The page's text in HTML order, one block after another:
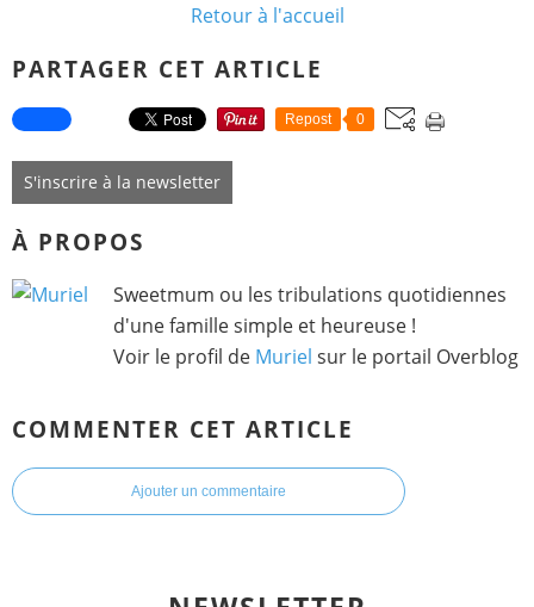
Retour à l'accueil
PARTAGER CET ARTICLE
Repost 0
S'inscrire à la newsletter
À PROPOS
Sweetmum ou les tribulations quotidiennes
d'une famille simple et heureuse !
Voir le profil de Muriel sur le portail Overblog
COMMENTER CET ARTICLE
Ajouter un commentaire